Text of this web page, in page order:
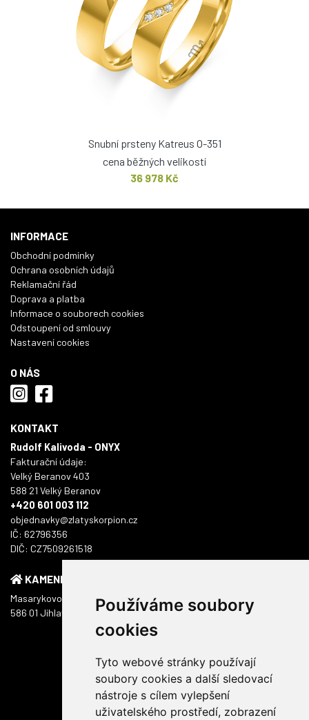
Používáme soubory
cookies
Tyto webové stránky používají
soubory cookies a další sledovací
nástroje s cílem vylepšení
uživatelského prostředí, zobrazení
Snubní prsteny Katreus O-351
cena běžných velikostí
36 978 Kč
INFORMACE
Obchodní podmínky
Ochrana osobních údajů
Reklamační řád
Doprava a platba
Informace o souborech cookies
Odstoupení od smlouvy
Nastavení cookies
O NÁS
KONTAKT
Rudolf Kalivoda - ONYX
Fakturační údaje:
Velký Beranov 403
588 21 Velký Beranov
+420 601 003 112
objednavky@zlatyskorpion.cz
IČ: 62796356
DIČ: CZ7509261518
KAMENNÁ PRODEJNA
Masarykovo náměstí 1217/51
586 01 Jihlava